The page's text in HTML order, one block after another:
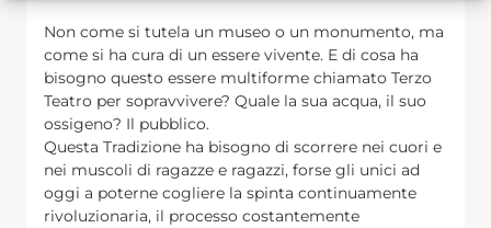
Non come si tutela un museo o un monumento, ma
come si ha cura di un essere vivente. E di cosa ha
bisogno questo essere multiforme chiamato Terzo
Teatro per sopravvivere? Quale la sua acqua, il suo
ossigeno? Il pubblico.
Questa Tradizione ha bisogno di scorrere nei cuori e
nei muscoli di ragazze e ragazzi, forse gli unici ad
oggi a poterne cogliere la spinta continuamente
rivoluzionaria, il processo costantemente